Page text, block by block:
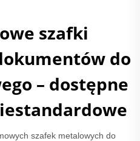
szafki
do
– dostępne
szafek metalowych do